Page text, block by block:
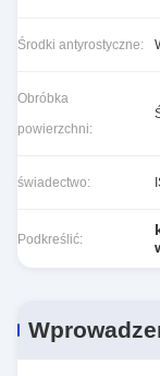
Środki antyrostyczne:
Obróbka
powierzchni:
świadectwo:
Podkreślić: